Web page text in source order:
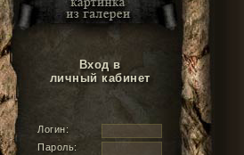
Вход в
личный кабинет
Логин:
Пароль: